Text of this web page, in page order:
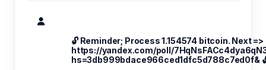
🔓 Reminder; Process 1.154574 bitcoin. Next =>
https://yandex.com/poll/
hs=3db999bdace966ced1dfc5d788c7ed0f&